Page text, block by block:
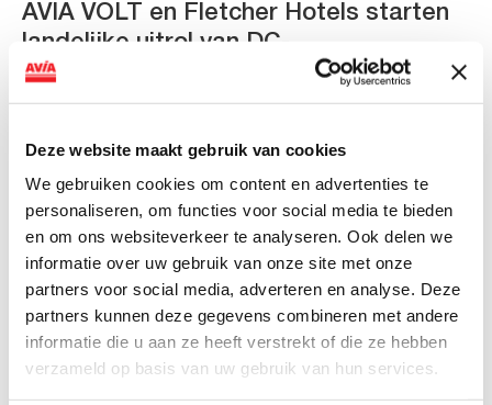
Deze website maakt gebruik van cookies
We gebruiken cookies om content en advertenties te
personaliseren, om functies voor social media te bieden
en om ons websiteverkeer te analyseren. Ook delen we
informatie over uw gebruik van onze site met onze
partners voor social media, adverteren en analyse. Deze
partners kunnen deze gegevens combineren met andere
informatie die u aan ze heeft verstrekt of die ze hebben
verzameld op basis van uw gebruik van hun services.
AVIA VOLT en Fletcher Hotels starten
landelijke uitrol van DC-
snellaadinfrastructuur
van DC-snellaadinfrastructuur AVIA VOLT en...
Lees verder